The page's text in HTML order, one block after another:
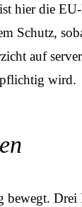
hier die
Schutz,
auf
wird.
bewegt. Drei